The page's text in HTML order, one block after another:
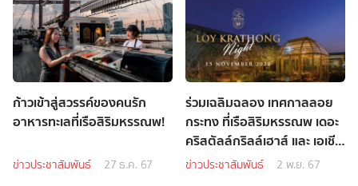
ก้าวเข้าสู่สวรรค์ของคนรัก
อาหารทะเลที่เรือสิริมหรรณพ!
ข่าวประชาสัมพันธ์ 27 ธ.ค. 67
ร่วมเฉลิมฉลอง เทศกาลลอย
กระทง ที่เรือสิริมหรรณพ เดอะ
คริสตัลล์กริลล์เฮาส์ และ เอเชีย
ทีค แอนเชี่ยนท์ ที เฮ้าส์
ข่าวประชาสัมพันธ์ 2 พ.ย. 67